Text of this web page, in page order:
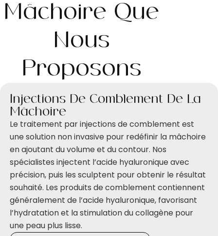
Mâchoire Que
Nous
Proposons
Injections De Comblement De La
Mâchoire
Le traitement par injections de comblement est
une solution non invasive pour redéfinir la mâchoire
en ajoutant du volume et du contour. Nos
spécialistes injectent l’acide hyaluronique avec
précision, puis les sculptent pour obtenir le résultat
souhaité. Les produits de comblement contiennent
généralement de l’acide hyaluronique, favorisant
l’hydratation et la stimulation du collagène pour
une peau plus lisse.